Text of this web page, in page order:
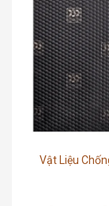
Vật Liệu